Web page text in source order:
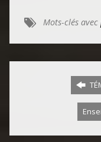
Mots-clés avec